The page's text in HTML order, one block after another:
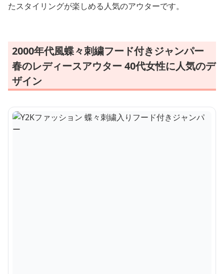
たスタイリングが楽しめる人気のアウターです。
2000年代風蝶々刺繍フード付きジャンパー
春のレディースアウター 40代女性に人気のデ
ザイン